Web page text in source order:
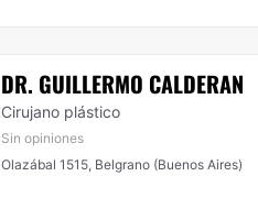
DR. GUILLERMO CALDERAN
Cirujano plástico
Sin opiniones
Olazábal 1515, Belgrano (Buenos Aires)